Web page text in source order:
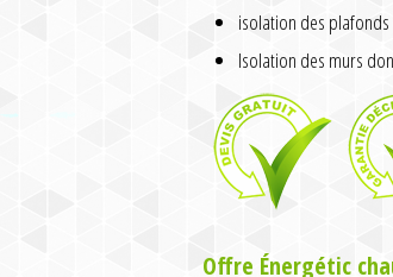
isolation des
Isolation des murs
Offre Énergétic